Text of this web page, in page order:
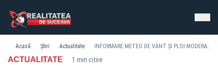
Acasă Știri Actualitate INFORMARE METEO DE VÂNT ŞI PLOI MODERATE CANTITATIV ÎN ÎNTREAGA ŢARĂ, PÂNĂ MIERCURI DIMINEAŢA
ACTUALITATE· 1 min citire